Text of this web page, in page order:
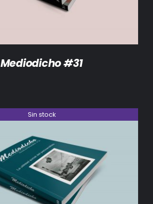
Mediodicho #31
Sin stock
DETALLES